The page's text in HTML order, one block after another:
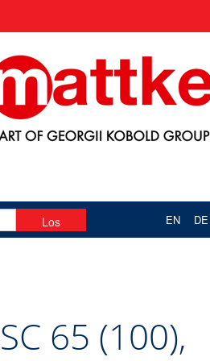
EN DE
65 (100),